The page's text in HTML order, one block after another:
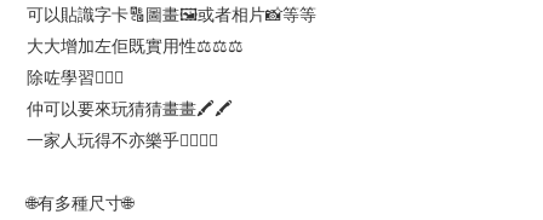
可以貼識字卡🔠圖畫🖼或者相片📸等等
大大增加左佢既實用性⚖️⚖️⚖️
除咗學習💁🏻‍♀️
仲可以要來玩猜猜畫畫🖍🖍
一家人玩得不亦樂乎👯‍♀️👯‍♀️
🌐有多種尺寸🌐